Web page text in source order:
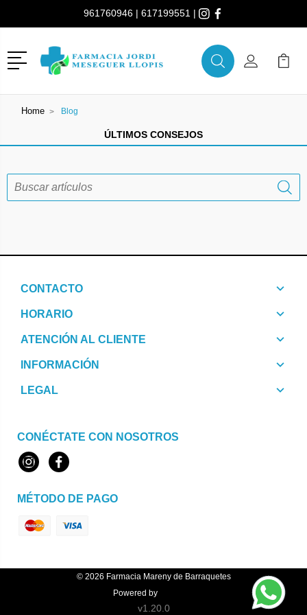
961760946 | 617199551 |
Menú
BuscarMi Cuenta
Mi
Home Blog
ÚLTIMOS CONSEJOS
CONTACTO
HORARIO
ATENCIÓN AL CLIENTE
INFORMACIÓN
LEGAL
CONÉCTATE CON NOSOTROS
InstagramFacebook
MÉTODO DE PAGO
© 2026 Farmacia Mareny de Barraquetes
Powered by
v1.20.0